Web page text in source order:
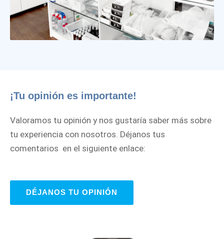
¡Tu opinión es importante!
Valoramos tu opinión y nos gustaría saber más sobre
tu experiencia con nosotros. Déjanos tus
comentarios en el siguiente enlace:
DÉJANOS TU OPINIÓN